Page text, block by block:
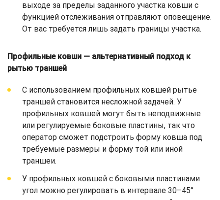
выходе за пределы заданного участка ковши с
функцией отслеживания отправляют оповещение.
От вас требуется лишь задать границы участка.
Профильные ковши — альтернативный подход к
рытью траншей
С использованием профильных ковшей рытье
траншей становится несложной задачей. У
профильных ковшей могут быть неподвижные
или регулируемые боковые пластины, так что
оператор сможет подстроить форму ковша под
требуемые размеры и форму той или иной
траншеи.
У профильных ковшей с боковыми пластинами
угол можно регулировать в интервале 30–45°